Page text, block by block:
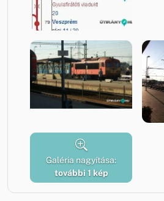
Galéria nagyítása:
további 1 kép